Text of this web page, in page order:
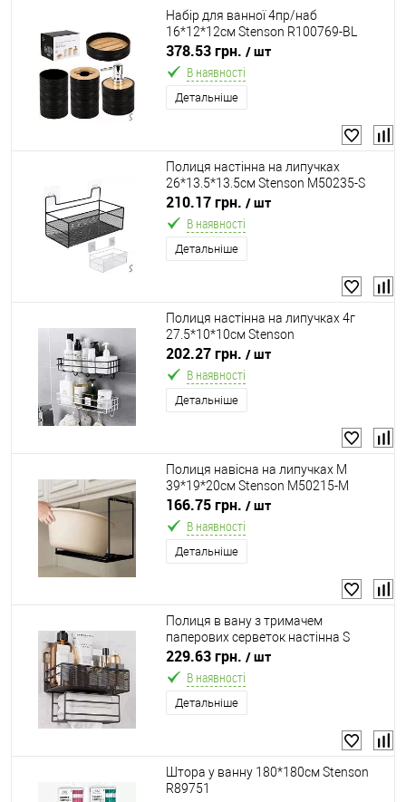
Набір для ванної 4пр/наб
16*12*12см Stenson R100769-BL
378.53 грн. / шт
В наявності
Детальніше
Полиця настінна на липучках
26*13.5*13.5см Stenson M50235-S
210.17 грн. / шт
В наявності
Детальніше
Полиця настінна на липучках 4г
27.5*10*10см Stenson
TD01330/R33452
202.27 грн. / шт
В наявності
Детальніше
Полиця навісна на липучках M
39*19*20см Stenson M50215-M
166.75 грн. / шт
В наявності
Детальніше
Полиця в вану з тримачем
паперових серветок настінна S
26*13.5*26см Stenson M50239-S
229.63 грн. / шт
В наявності
Детальніше
Штора у ванну 180*180см Stenson
R89751